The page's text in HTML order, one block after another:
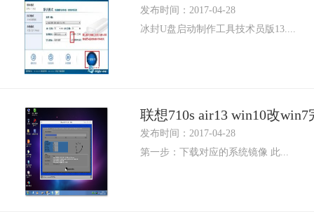
发布时间：2017-04-28
冰封U盘启动制作工具技术员版13....
联想710s air13 win10改
发布时间：2017-04-28
第一步：下载对应的系统镜像 此...